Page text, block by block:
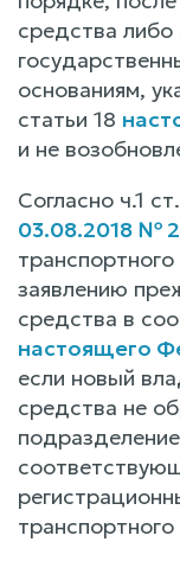
средства либо
основаниям,
статьи 18
и не
Согласно ч.1
03.08.2018 №
заявлению
средства в
настоящего
если новый
средства не